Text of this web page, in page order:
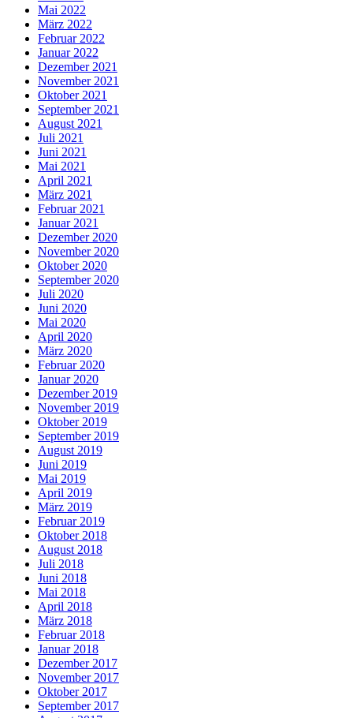
Mai 2022
März 2022
Februar 2022
Januar 2022
Dezember 2021
November 2021
Oktober 2021
September 2021
August 2021
Juli 2021
Juni 2021
Mai 2021
April 2021
März 2021
Februar 2021
Januar 2021
Dezember 2020
November 2020
Oktober 2020
September 2020
Juli 2020
Juni 2020
Mai 2020
April 2020
März 2020
Februar 2020
Januar 2020
Dezember 2019
November 2019
Oktober 2019
September 2019
August 2019
Juni 2019
Mai 2019
April 2019
März 2019
Februar 2019
Oktober 2018
August 2018
Juli 2018
Juni 2018
Mai 2018
April 2018
März 2018
Februar 2018
Januar 2018
Dezember 2017
November 2017
Oktober 2017
September 2017